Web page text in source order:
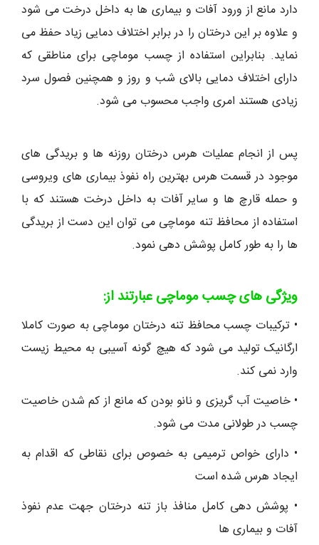
دارد مانع از ورود آفات و بیماری ها به داخل درخت می شود
و علاوه بر این درختان را در برابر اختلاف دمایی زیاد حفظ می
نماید. بنابراین استفاده از چسب موماچی برای مناطقی که
دارای اختلاف دمایی بالای شب و روز و همچنین فصول سرد
زیادی هستند امری واجب محسوب می شود.
پس از انجام عملیات هرس درختان روزنه ها و بریدگی های
موجود در قسمت هرس بهترین راه نفوذ بیماری های ویروسی
و حمله قارچ ها و سایر آفات به داخل درخت هستند که با
استفاده از محافظ تنه موماچی می توان این دست از بریدگی
ها را به طور کامل پوشش دهی نمود.
ویژگی های چسب موماچی عبارتند از:
• ترکیبات چسب محافظ تنه درختان موماچی به صورت کاملا
ارگانیک تولید می شود که هیچ گونه آسیبی به محیط زیست
وارد نمی کند.
• خاصیت آب گریزی و نانو بودن که مانع از کم شدن خاصیت
چسب در طولانی مدت می شود.
• دارای خواص ترمیمی به خصوص برای نقاطی که اقدام به
ایجاد هرس شده است
• پوشش دهی کامل منافذ باز تنه درختان جهت عدم نفوذ
آفات و بیماری ها